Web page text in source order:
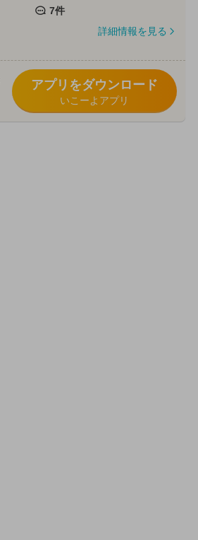
7件
詳細情報を見る
アプリをダウンロード
いこーよアプリ